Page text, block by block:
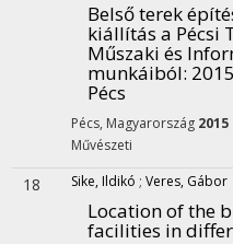
Belső terek
kiállítás a Pécsi
Műszaki és
munkáiból:
Pécs
Pécs, Magyarország 2015
Művészeti
18 Sike, Ildikó ; Veres, Gábor
Location of the
facilities in